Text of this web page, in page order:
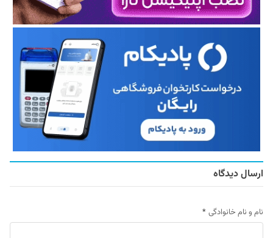
ارسال دیدگاه
نام و نام خانوادگی *